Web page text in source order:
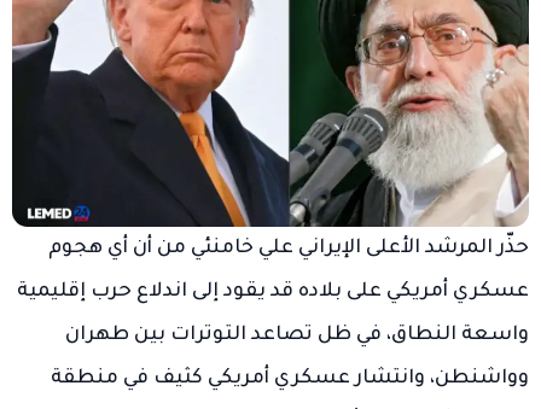
حذّر المرشد الأعلى الإيراني علي خامنئي من أن أي هجوم
عسكري أمريكي على بلاده قد يقود إلى اندلاع حرب إقليمية
واسعة النطاق، في ظل تصاعد التوترات بين طهران
وواشنطن، وانتشار عسكري أمريكي كثيف في منطقة